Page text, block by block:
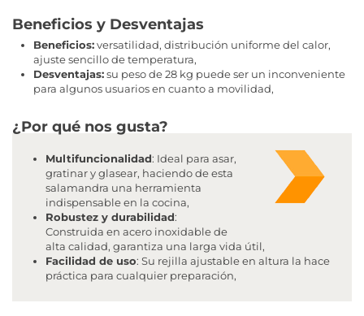
Beneficios y Desventajas
Beneficios:versatilidad, distribución uniforme del calor,
ajuste sencillo de temperatura,
Desventajas:su peso de 28 kg puede ser un inconveniente
para algunos usuarios en cuanto a movilidad,
¿Por qué nos gusta?
Multifuncionalidad: Ideal para asar,
gratinar y glasear, haciendo de esta
salamandra una herramienta
indispensable en la cocina,
Robustez y durabilidad:
Construida en acero inoxidable de
alta calidad, garantiza una larga vida útil,
Facilidad de uso: Su rejilla ajustable en altura la hace
práctica para cualquier preparación,